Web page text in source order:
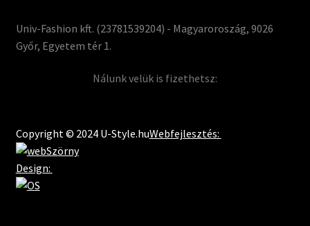
Univ-Fashion kft. (23781539204) - Magyaroroszág, 9026
Győr, Egyetem tér 1.
Nálunk velük is fizethetsz:
Copyright © 2024 U-Style.huWebfejlesztés:
Design: